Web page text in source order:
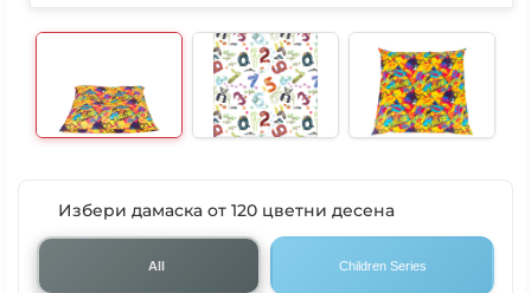
Избери дамаска от 120 цветни десена
All Children Series